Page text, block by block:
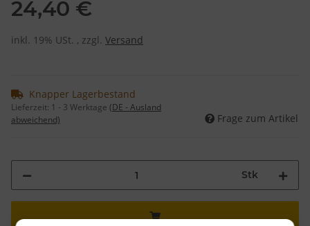
24,40 €
inkl. 19% USt. , zzgl. Versand
Knapper Lagerbestand
Lieferzeit: 1 - 3 Werktage (DE - Ausland
abweichend)
Frage zum Artikel
Stk